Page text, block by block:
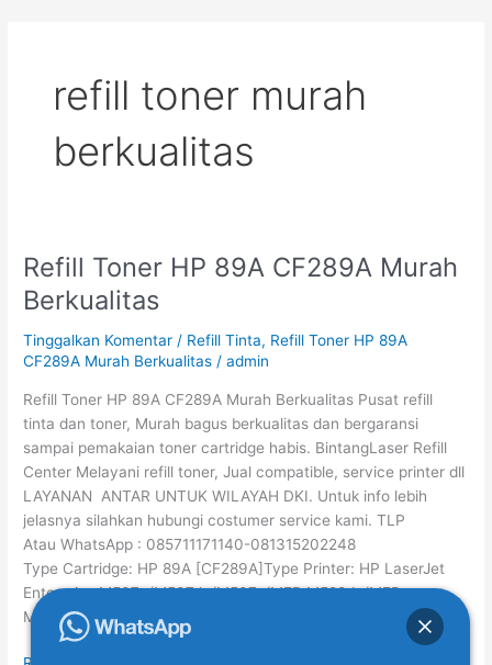
refill toner murah
berkualitas
Refill Toner HP 89A CF289A Murah
Berkualitas
Tinggalkan Komentar / Refill Tinta, Refill Toner HP 89A
CF289A Murah Berkualitas /admin
Refill Toner HP 89A CF289A Murah Berkualitas Pusat refill
tinta dan toner, Murah bagus berkualitas dan bergaransi
sampai pemakaian toner cartridge habis. BintangLaser Refill
Center Melayani refill toner, Jual compatible, service printer dll
LAYANAN ANTAR UNTUK WILAYAH DKI. Untuk info lebih
jelasnya silahkan hubungi costumer service kami. TLP
Atau WhatsApp : 085711171140-081315202248
Type Cartridge: HP 89A [CF289A]Type Printer: HP LaserJet
Enterprise M507n/M507dn/M507x/MFP M528dn/MFP
M528f/MFP […]
Refill
Toner
HP
89A
CF289A
Berkualitas